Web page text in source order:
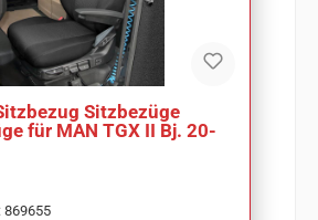
Sitzbezüge
für MAN TGX II Bj. 20-
869655